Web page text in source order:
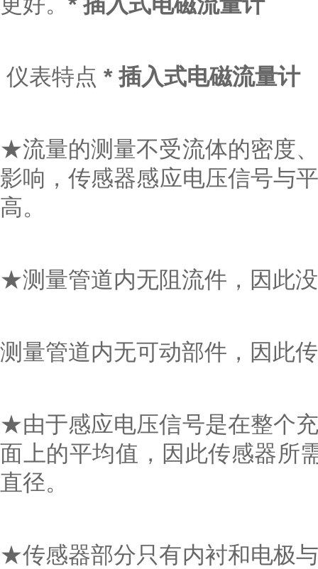
仪表特点 * 插入式电磁流量计
★流量的测量不受流体的密度
影响，传感器感应电压信号与
高。
★测量管道内无阻流件，因此
测量管道内无可动部件，因此
★由于感应电压信号是在整个充
面上的平均值，因此传感器所
直径。
★传感器部分只有内衬和电极与